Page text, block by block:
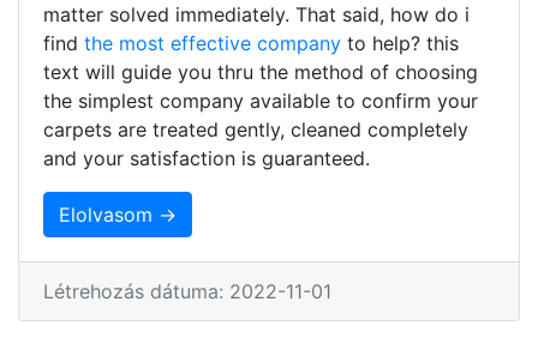
matter solved immediately. That said, how do i
find the most effective company to help? this
text will guide you thru the method of choosing
the simplest company available to confirm your
carpets are treated gently, cleaned completely
and your satisfaction is guaranteed.
Elolvasom →
Létrehozás dátuma: 2022-11-01